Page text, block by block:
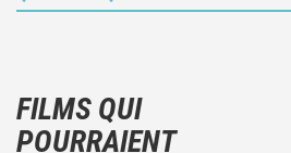
votre ressenti (et donc
N'hésitez pas à décrire
FILMS QUI
POURRAIENT